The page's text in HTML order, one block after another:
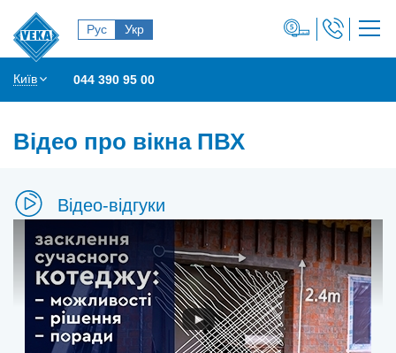
Рус Укр
Київ 044 390 95 00
Відео про вікна ПВХ
Відео-відгуки